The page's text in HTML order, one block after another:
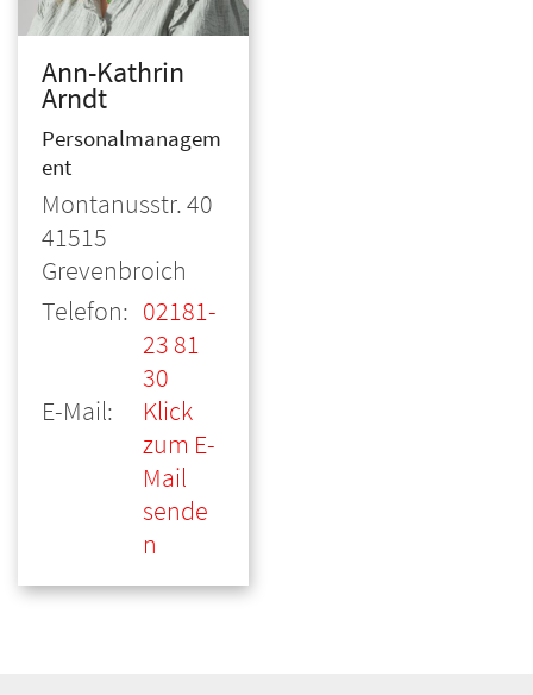
Ann-Kathrin
Arndt
Personalmanagem
ent
Montanusstr. 40
41515
Grevenbroich
Telefon: 02181-
23 81
30
E-Mail:
Klick
zum E-
Mail
sende
n